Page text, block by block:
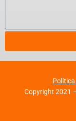
Copyright 2021